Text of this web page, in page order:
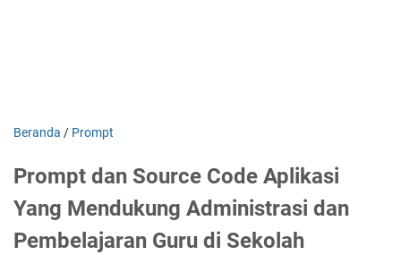
Beranda / Prompt
Prompt dan Source Code Aplikasi
Yang Mendukung Administrasi dan
Pembelajaran Guru di Sekolah